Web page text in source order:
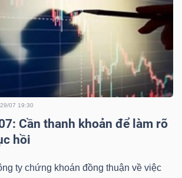
29/07 19:30
Cần thanh khoản để làm rõ
hồi
ty chứng khoán đồng thuận về việc